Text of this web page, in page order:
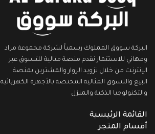
البركة سووق المملوك رسمياً لشركة مجموعة مراد
ومهاني للاستثمار نقدم منصة مثالية للتسوق عبر
الإنترنت من خلال تزويد الزوار والمشترين بمنصة
البيع والتسوق المثالية المختصة بالأجهزة الكهربائية
والتكنولوجيا الذكية والمنزل
القائمة الرئيسية
أقسام المتجر